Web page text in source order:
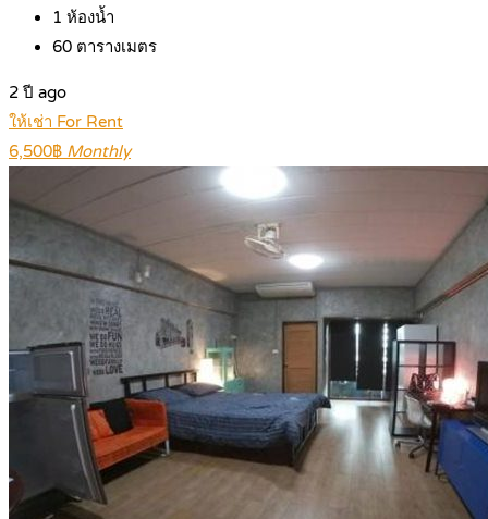
1 ห้องน้ำ
60 ตารางเมตร
2 ปี ago
ให้เช่า For Rent
6,500฿ Monthly